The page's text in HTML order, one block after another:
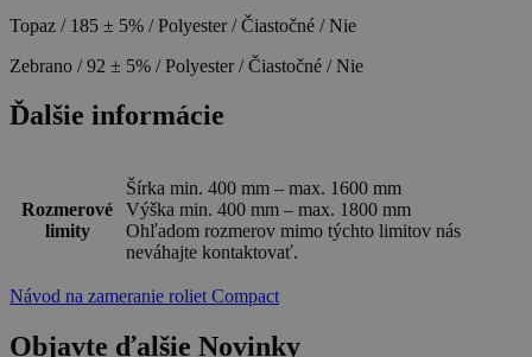
Topaz / 185 ± 5% / Polyester / Čiastočné / Nie
Zebrano / 92 ± 5% / Polyester / Čiastočné / Nie
Ďalšie informácie
Rozmerové
limity
Šírka min. 400 mm – max. 1600 mm
Výška min. 400 mm – max. 1800 mm
Ohľadom rozmerov mimo týchto limitov nás
neváhajte kontaktovať.
Návod na zameranie roliet Compact
Objavte ďalšie Novinky